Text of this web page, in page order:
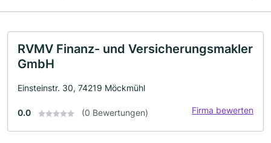
RVMV Finanz- und Versicherungsmakler
GmbH
Einsteinstr. 30, 74219 Möckmühl
0.0 (0 Bewertungen) Firma bewerten